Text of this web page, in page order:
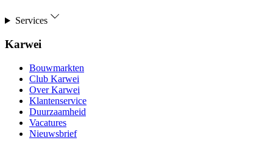
Services
Karwei
Bouwmarkten
Club Karwei
Over Karwei
Klantenservice
Duurzaamheid
Vacatures
Nieuwsbrief